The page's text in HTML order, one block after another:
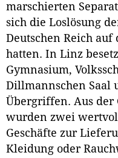
marschierten
sich die Loslösung
Deutschen Reich auf
hatten. In Linz
Gymnasium,
Dillmannschen Saal
Übergriffen. Aus der
wurden zwei
Geschäfte zur
Kleidung oder